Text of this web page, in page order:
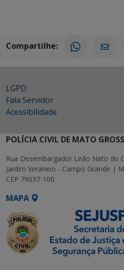
Compartilhe:
LGPD
Fala Servidor
Acessibilidade
POLÍCIA CIVIL DE MATO
Rua Desembargador Leão Neto do
Jardim Veraneio - Campo Grande |
CEP 79037-100
MAPA